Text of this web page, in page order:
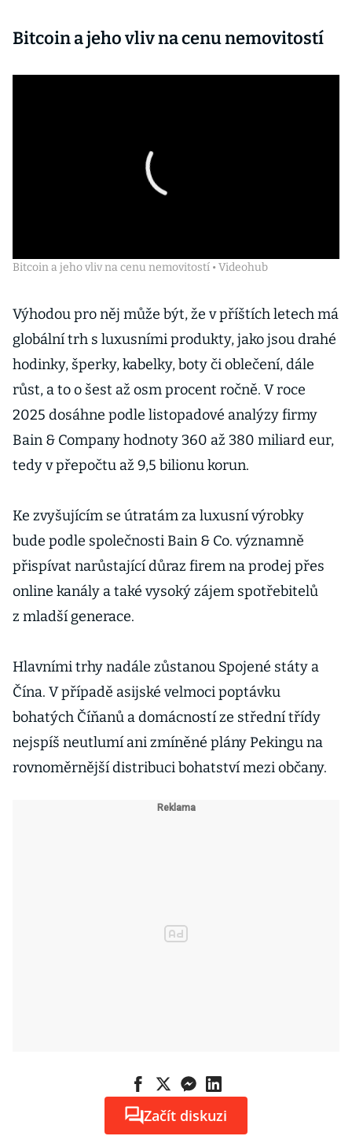
Bitcoin a jeho vliv na cenu nemovitostí
Bitcoin a jeho vliv na cenu nemovitostí • Videohub
Výhodou pro něj může být, že v příštích letech má
globální trh s luxusními produkty, jako jsou drahé
hodinky, šperky, kabelky, boty či oblečení, dále
růst, a to o šest až osm procent ročně. V roce
2025 dosáhne podle listopadové analýzy firmy
Bain & Company hodnoty 360 až 380 miliard eur,
tedy v přepočtu až 9,5 bilionu korun.
Ke zvyšujícím se útratám za luxusní výrobky
bude podle společnosti Bain & Co. významně
přispívat narůstající důraz firem na prodej přes
online kanály a také vysoký zájem spotřebitelů
z mladší generace.
Hlavními trhy nadále zůstanou Spojené státy a
Čína. V případě asijské velmoci poptávku
bohatých Číňanů a domácností ze střední třídy
nejspíš neutlumí ani zmíněné plány Pekingu na
rovnoměrnější distribuci bohatství mezi občany.
Začít diskuzi